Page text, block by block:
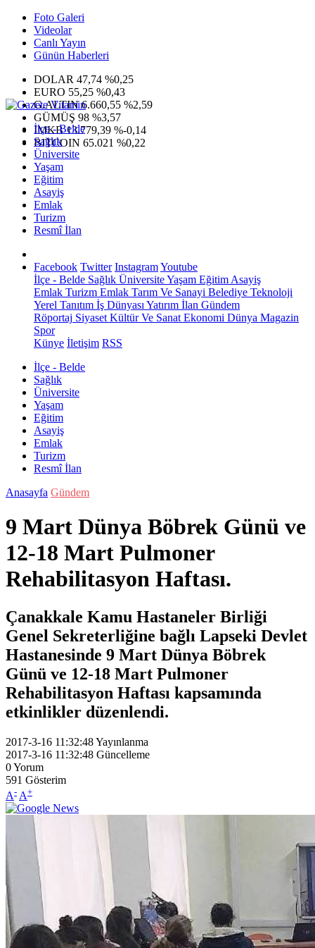
Foto Galeri
Videolar
Canlı Yayın
Günün Haberleri
DOLAR 47,74 %0,25
EURO 55,25 %0,43
G.ALTIN6.660,55 %2,59
GÜMÜŞ 98 %3,57
IMKB13.779,39 %-0,14
BITCOIN 65.021 %0,22
İlçe - Belde
Sağlık
Üniversite
Yaşam
Eğitim
Asayiş
Emlak
Turizm
Resmî İlan
Facebook Twitter InstagramYoutube
İlçe - Belde Sağlık ÜniversiteYaşam Eğitim Asayiş
Emlak Turizm Emlak Tarım Ve Sanayi Belediye Teknoloji
Yerel Tanıtım İş Dünyası Yatırım İlan Gündem
Röportaj Siyaset Kültür Ve Sanat Ekonomi Dünya Magazin
Spor
Künye İletişim RSS
İlçe - Belde
Sağlık
Üniversite
Yaşam
Eğitim
Asayiş
Emlak
Turizm
Resmî İlan
Anasayfa Gündem
9 Mart Dünya Böbrek Günü ve
12-18 Mart Pulmoner
Rehabilitasyon Haftası.
Çanakkale Kamu Hastaneler Birliği
Genel Sekreterliğine bağlı Lapseki Devlet
Hastanesinde 9 Mart Dünya Böbrek
Günü ve 12-18 Mart Pulmoner
Rehabilitasyon Haftası kapsamında
etkinlikler düzenlendi.
2017-3-16 11:32:48Yayınlanma
2017-3-16 11:32:48 Güncelleme
0Yorum
591 Gösterim
A- A+